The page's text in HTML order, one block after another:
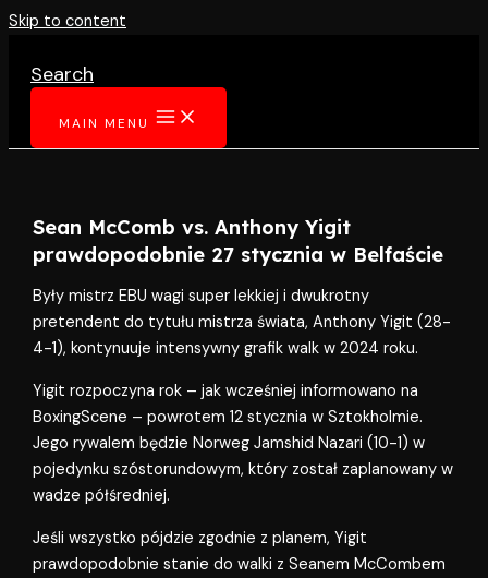
Skip to content
Search
MAIN MENU
Sean McComb vs. Anthony Yigit
prawdopodobnie 27 stycznia w Belfaście
Były mistrz EBU wagi super lekkiej i dwukrotny
pretendent do tytułu mistrza świata, Anthony Yigit (28-
4-1), kontynuuje intensywny grafik walk w 2024 roku.
Yigit rozpoczyna rok – jak wcześniej informowano na
BoxingScene – powrotem 12 stycznia w Sztokholmie.
Jego rywalem będzie Norweg Jamshid Nazari (10-1) w
pojedynku szóstorundowym, który został zaplanowany w
wadze półśredniej.
Jeśli wszystko pójdzie zgodnie z planem, Yigit
prawdopodobnie stanie do walki z Seanem McCombem